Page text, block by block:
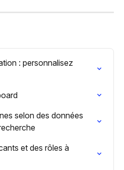
: personnalisez
selon des données
et des rôles à